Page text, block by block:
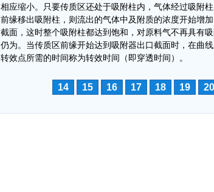
相应缩小。只要传质区还处于吸附柱内，气体经过吸附
前缘移出吸附柱，则流出的气体中及附质的浓度开始增
截面，这时整个吸附柱都达到饱和，对原料气不再具有
仍为。当传质区前缘开始达到吸附器出口截面时，在曲
转效点所需的时间称为转效时间（即穿透时间）。
14 15 16 17 18 19 20